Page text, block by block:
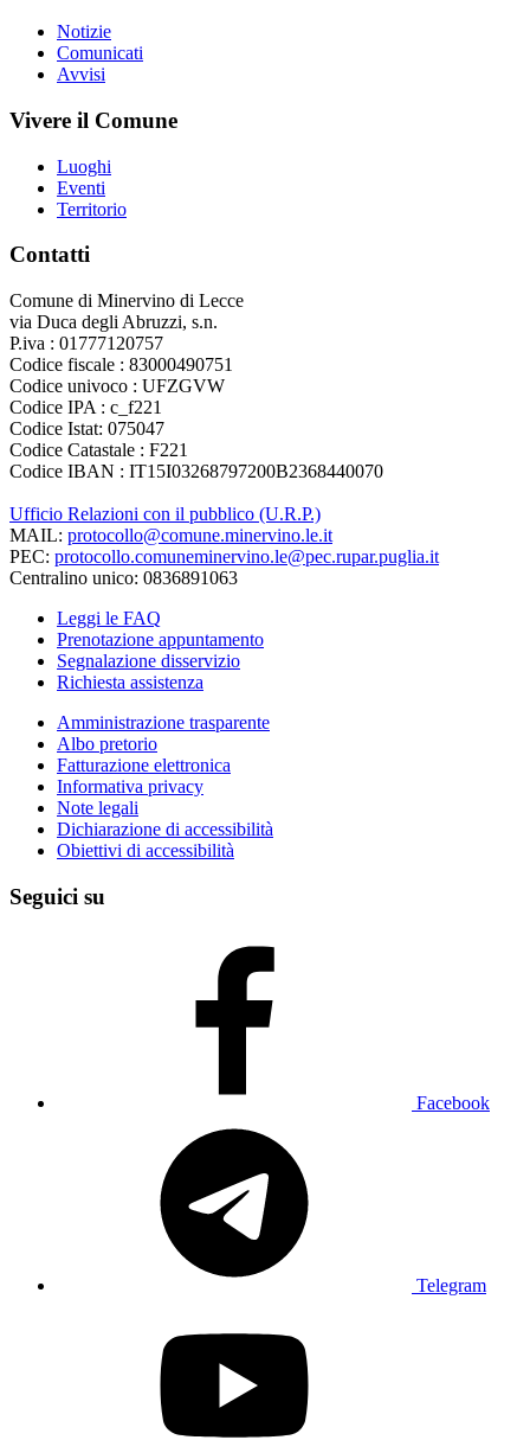
Notizie
Comunicati
Avvisi
Vivere il Comune
Luoghi
Eventi
Territorio
Contatti
Comune di Minervino di Lecce
via Duca degli Abruzzi, s.n.
P.iva : 01777120757
Codice fiscale : 83000490751
Codice univoco : UFZGVW
Codice IPA : c_f221
Codice Istat: 075047
Codice Catastale : F221
Codice IBAN : IT15I03268797200B2368440070
Ufficio Relazioni con il pubblico (U.R.P.)
MAIL: protocollo@comune.minervino.le.it
PEC: protocollo.comuneminervino.le@pec.rupar.puglia.it
Centralino unico: 0836891063
Leggi le FAQ
Prenotazione appuntamento
Segnalazione disservizio
Richiesta assistenza
Amministrazione trasparente
Albo pretorio
Fatturazione elettronica
Informativa privacy
Note legali
Dichiarazione di accessibilità
Obiettivi di accessibilità
Seguici su
Facebook
Telegram